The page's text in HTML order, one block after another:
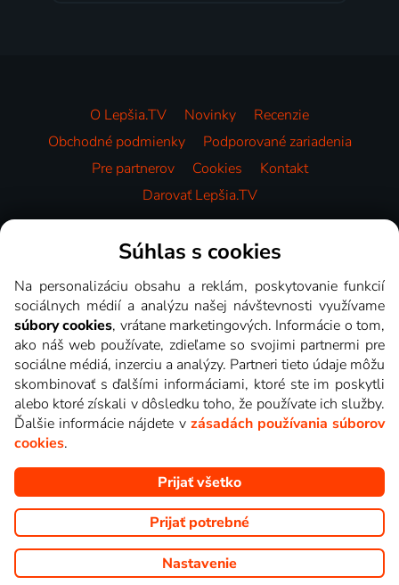
O Lepšia.TV Novinky
Recenzie
Obchodné podmienky
Podporované zariadenia
Pre partnerov
Cookies
Kontakt
Darovať Lepšia.TV
Videotéka
Copyright © goNET s.r.o. Na tomto webe sú zobrazované obrázky
z relácií TV staníc, ktoré môžete sledovať v Lepšia.TV.
Súhlas s cookies
Na personalizáciu obsahu a reklám, poskytovanie funkcií
sociálnych médií a analýzu našej návštevnosti využívame
súbory cookies, vrátane marketingových. Informácie o tom,
ako náš web používate, zdieľame so svojimi partnermi pre
sociálne médiá, inzerciu a analýzy. Partneri tieto údaje môžu
skombinovať s ďalšími informáciami, ktoré ste im poskytli
alebo ktoré získali v dôsledku toho, že používate ich služby.
Ďalšie informácie nájdete v zásadách používania súborov
cookies.
Prijať všetko
Prijať potrebné
Nastavenie